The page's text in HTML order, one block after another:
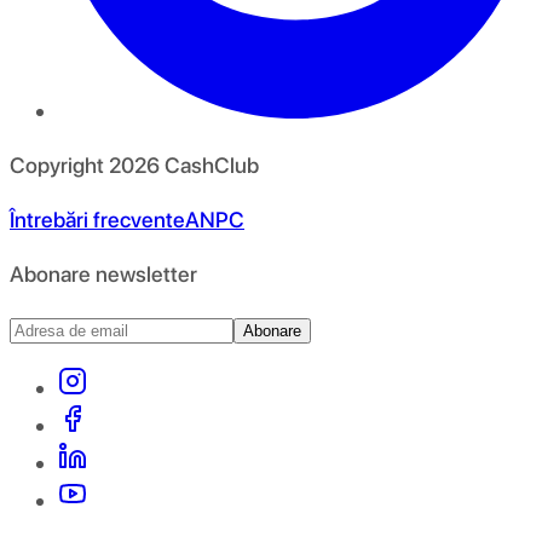
Copyright 2026CashClub
Întrebări frecventeANPC
Abonare newsletter
Abonare